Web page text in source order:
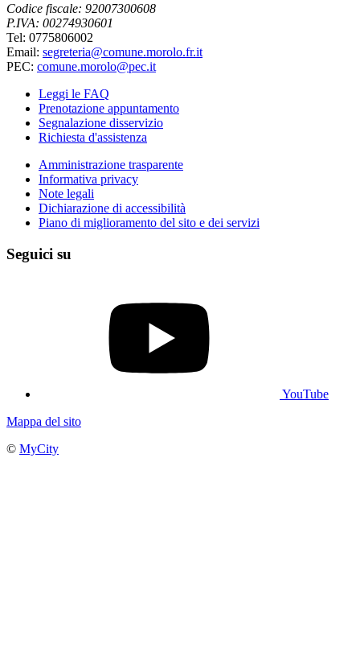
Codice fiscale: 92007300608
P.IVA: 00274930601
Tel: 0775806002
Email: segreteria@comune.morolo.fr.it
PEC: comune.morolo@pec.it
Leggi le FAQ
Prenotazione appuntamento
Segnalazione disservizio
Richiesta d'assistenza
Amministrazione trasparente
Informativa privacy
Note legali
Dichiarazione di accessibilità
Piano di miglioramento del sito e dei servizi
Seguici su
YouTube
Mappa del sito
© MyCity